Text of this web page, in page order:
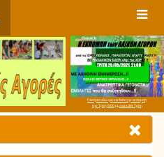
Πατήστε εδώ για να δείτε την εκπομπή
την Τρίτη 9:00 μμ και κάθε Τρίτη